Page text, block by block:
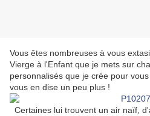
Vous êtes nombreuses à vous
Vierge à l'Enfant que je mets sur
personnalisés que je crée pour
vous en dise un peu plus !
Certaines lui trouvent un air naïf,